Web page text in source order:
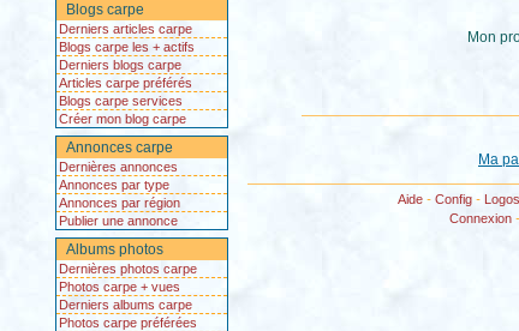
Blogs carpe
Derniers articles carpe
Blogs carpe les + actifs
Derniers blogs carpe
Articles carpe préférés
Blogs carpe services
Créer mon blog carpe
Annonces carpe
Dernières annonces
Annonces par type
Annonces par région
Publier une annonce
Albums photos
Dernières photos carpe
Photos carpe + vues
Derniers albums carpe
Photos carpe préférées
Mon
Ma
Aide- Config- Logos
Connexion -